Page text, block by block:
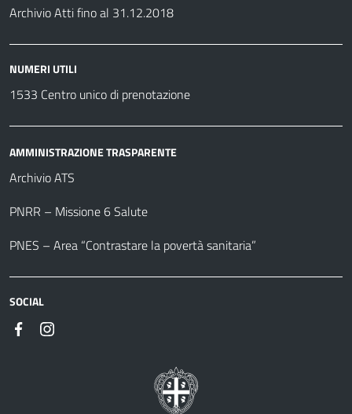
Archivio Atti fino al 31.12.2018
NUMERI UTILI
1533 Centro unico di prenotazione
AMMINISTRAZIONE TRASPARENTE
Archivio ATS
PNRR – Missione 6 Salute
PNES – Area “Contrastare la povertà sanitaria”
SOCIAL